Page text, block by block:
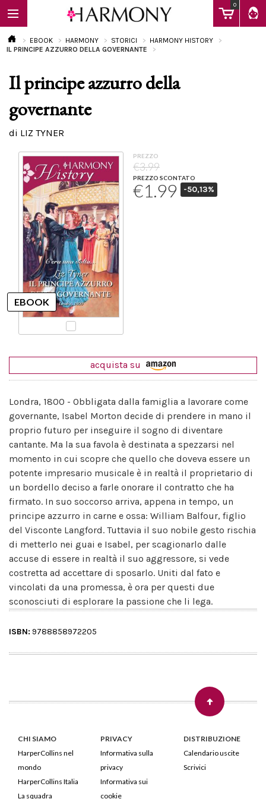
0
EBOOK
LIBRI
Calendario
EBOOK HARMONY STORICI
HARMONY HISTORY
IL PRINCIPE AZZURRO DELLA GOVERNANTE
Il principe azzurro della
governante
di LIZ TYNER
PREZZO
€3.99
PREZZO SCONTATO
€1.99 -50,13%
acquista su
Londra, 1800 - Obbligata dalla famiglia a lavorare come
governante, Isabel Morton decide di prendere in mano il
proprio futuro per inseguire il sogno di diventare
cantante. Ma la sua favola è destinata a spezzarsi nel
momento in cui scopre che quello che doveva essere un
potente impresario musicale è in realtà il proprietario di
un bordello deciso a farle onorare il contratto che ha
firmato. In suo soccorso arriva, appena in tempo, un
principe azzurro in carne e ossa: William Balfour, figlio
del Visconte Langford. Tuttavia il suo nobile gesto rischia
di metterlo nei guai e Isabel, per scagionarlo dalle
accuse di essere in realtà il suo aggressore, si vede
costretta ad accettare di sposarlo. Uniti dal fato e
vincolati da una promessa, è ora per questi due
sconosciuti di esplorare la passione che li lega.
ISBN: 9788858972205
CHI SIAMO
HarperCollins nel
mondo
HarperCollins Italia
La squadra
PRIVACY
Informativa sulla
privacy
Informativa sui
cookie
DISTRIBUZIONE
Calendario uscite
Scrivici